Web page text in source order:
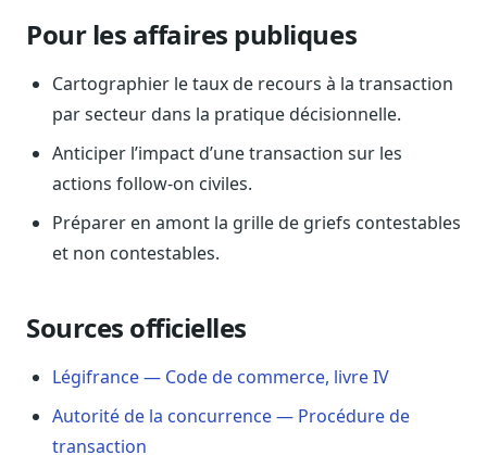
Fiabilité, souveraineté, sobriété
Sécurité
Presse
Kit média, contacts
Pour les affaires publiques
Cartographier le taux de recours à la transaction
par secteur dans la pratique décisionnelle.
Anticiper l’impact d’une transaction sur les
actions follow-on civiles.
Préparer en amont la grille de griefs contestables
et non contestables.
Sources officielles
Légifrance — Code de commerce, livre IV
Autorité de la concurrence — Procédure de
transaction